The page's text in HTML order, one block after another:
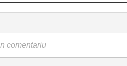
comentariu